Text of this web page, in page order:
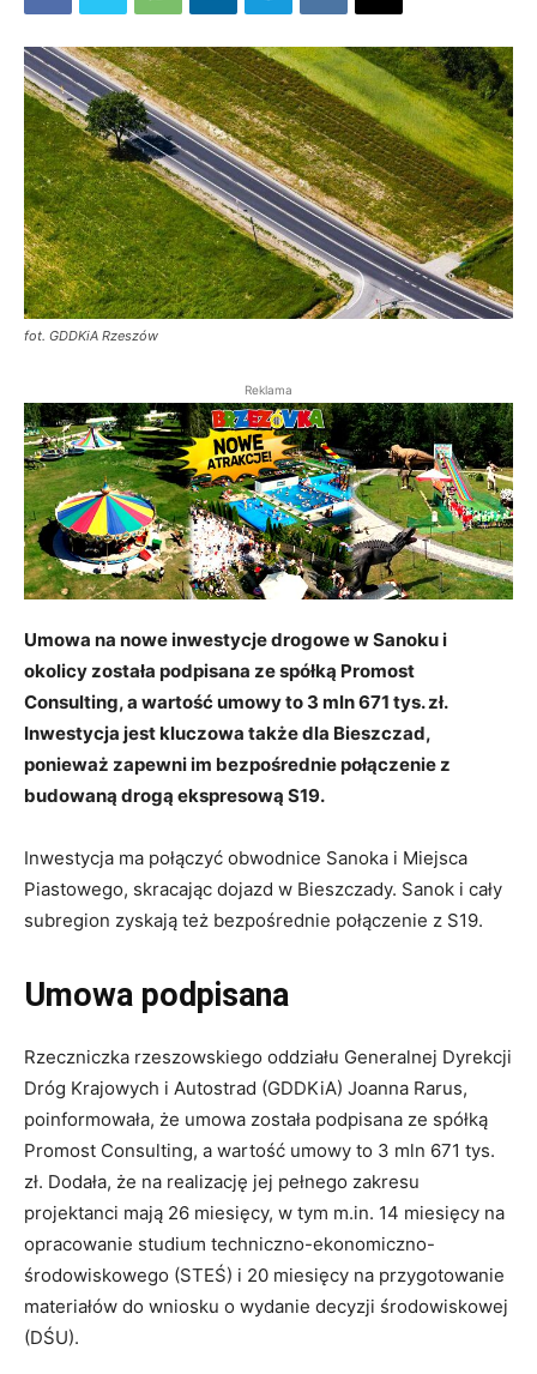
fot. GDDKiA Rzeszów
Reklama
Umowa na nowe inwestycje drogowe w Sanoku i
okolicy została podpisana ze spółką Promost
Consulting, a wartość umowy to 3 mln 671 tys. zł.
Inwestycja jest kluczowa także dla Bieszczad,
ponieważ zapewni im bezpośrednie połączenie z
budowaną drogą ekspresową S19.
Inwestycja ma połączyć obwodnice Sanoka i Miejsca
Piastowego, skracając dojazd w Bieszczady. Sanok i cały
subregion zyskają też bezpośrednie połączenie z S19.
Umowa podpisana
Rzeczniczka rzeszowskiego oddziału Generalnej Dyrekcji
Dróg Krajowych i Autostrad (GDDKiA) Joanna Rarus,
poinformowała, że umowa została podpisana ze spółką
Promost Consulting, a wartość umowy to 3 mln 671 tys.
zł. Dodała, że na realizację jej pełnego zakresu
projektanci mają 26 miesięcy, w tym m.in. 14 miesięcy na
opracowanie studium techniczno-ekonomiczno-
środowiskowego (STEŚ) i 20 miesięcy na przygotowanie
materiałów do wniosku o wydanie decyzji środowiskowej
(DŚU).